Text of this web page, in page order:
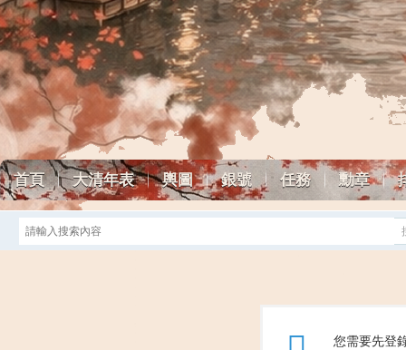
首頁 大清年表 輿圖 銀號 任務 勳章
您需要先登